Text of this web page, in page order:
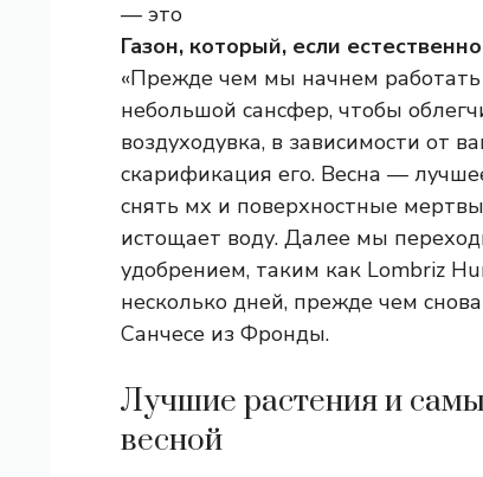
— это
Газон, который, если
«Прежде чем мы начнем
небольшой сансфер, чтобы
воздуходувка, в зависимости от
скарификация его. Весна —
снять мх и поверхностные
истощает воду. Далее мы
удобрением, таким как Lombriz
несколько дней, прежде чем
Санчесе из Фронды.
Лучшие растения и
весной